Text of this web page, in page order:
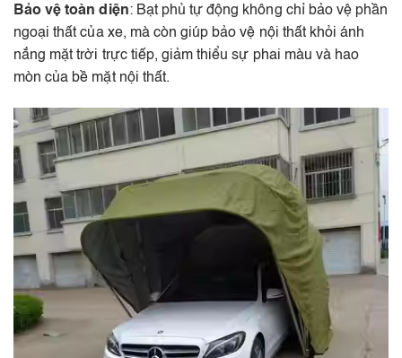
Bảo vệ toàn diện: Bạt phủ tự động không chỉ bảo vệ phần
ngoại thất của xe, mà còn giúp bảo vệ nội thất khỏi ánh
nắng mặt trời trực tiếp, giảm thiểu sự phai màu và hao
mòn của bề mặt nội thất.